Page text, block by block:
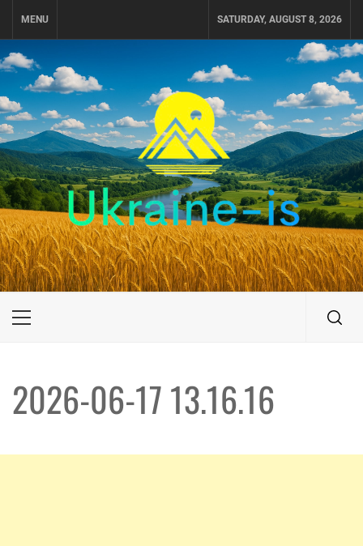
MENU SATURDAY, AUGUST 8, 2026
UKRAINE-IS
ПОДОРОЖI ПО УКРАЇНІ
Primary
2026-06-17 13.16.16